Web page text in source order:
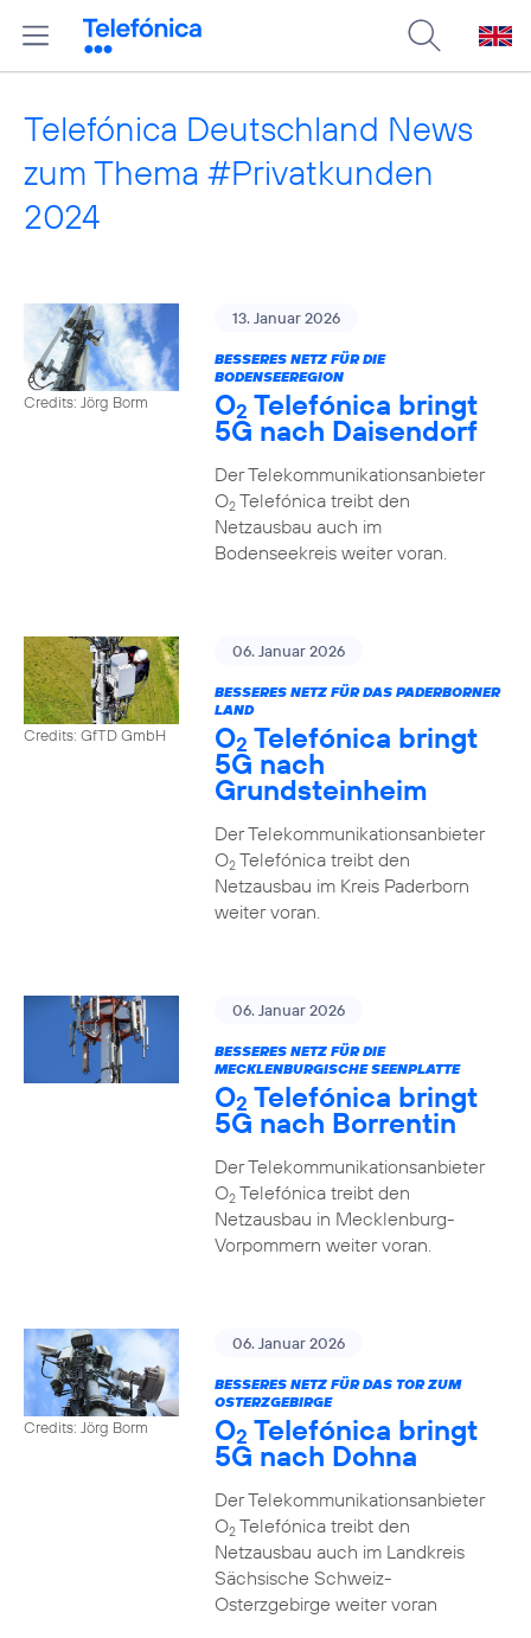
Telefónica Deutschland News
zum Thema #Privatkunden
2024
Credits: Jörg Borm
13. Januar 2026
BESSERES NETZ FÜR DIE
BODENSEEREGION
O2 Telefónica bringt
5G nach Daisendorf
Der Telekommunikationsanbieter
O2Telefónica treibt den
Netzausbau auch im
Bodenseekreis weiter voran.
Credits: GfTD GmbH
06. Januar 2026
BESSERES NETZ FÜR DAS PADERBORNER
LAND
O2 Telefónica bringt
5G nach
Grundsteinheim
Der Telekommunikationsanbieter
O2Telefónica treibt den
Netzausbau im Kreis Paderborn
weiter voran.
06. Januar 2026
BESSERES NETZ FÜR DIE
MECKLENBURGISCHE SEENPLATTE
O2 Telefónica bringt
5G nach Borrentin
Der Telekommunikationsanbieter
O2Telefónica treibt den
Netzausbau in Mecklenburg-
Vorpommern weiter voran.
Credits: Jörg Borm
06. Januar 2026
BESSERES NETZ FÜR DAS TOR ZUM
OSTERZGEBIRGE
O2 Telefónica bringt
5G nach Dohna
Der Telekommunikationsanbieter
O2Telefónica treibt den
Netzausbau auch im Landkreis
Sächsische Schweiz-
Osterzgebirge weiter voran